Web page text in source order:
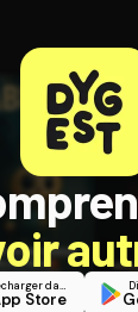
Télécharger dans
Store